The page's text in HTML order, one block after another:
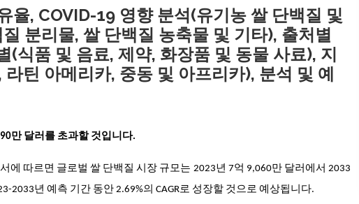
율, COVID-19 영향 분석(유기농 쌀 단백질 및
분리물, 쌀 단백질 농축물 및 기타), 출처별
(식품 및 음료, 제약, 화장품 및 동물 사료), 지
틴 아메리카, 중동 및 아프리카), 분석 및 예
만 달러를 초과할 것입니다.
에 따르면 글로벌 쌀 단백질 시장 규모는 2023년 7억 9,060만 달러에서 2033
2033년 예측 기간 동안 2.69%의 CAGR로 성장할 것으로 예상됩니다.